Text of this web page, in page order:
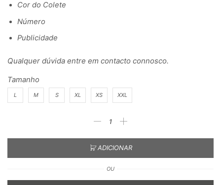
Cor do Colete
Número
Publicidade
Qualquer dúvida entre em contacto connosco.
Tamanho
L M S XL XS XXL
ADICIONAR
OU